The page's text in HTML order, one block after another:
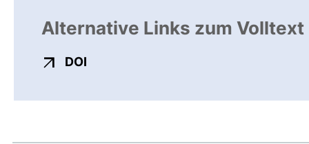
Alternative Links zum Volltext
DOI